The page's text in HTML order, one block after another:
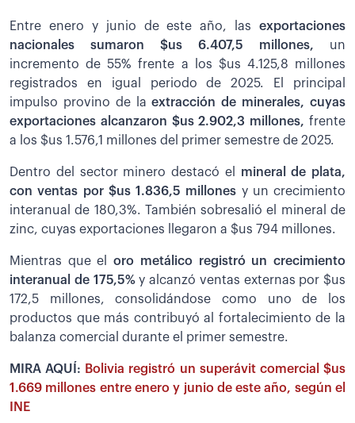
Entre enero y junio de este año, las exportaciones
nacionales sumaron $us 6.407,5 millones, un
incremento de 55% frente a los $us 4.125,8 millones
registrados en igual periodo de 2025. El principal
impulso provino de laextracción de minerales, cuyas
exportaciones alcanzaron $us 2.902,3 millones, frente
a los $us 1.576,1 millones del primer semestre de 2025.
Dentro del sector minero destacó el mineral de plata,
con ventas por $us 1.836,5 millones y un crecimiento
interanual de 180,3%. También sobresalió el mineral de
zinc, cuyas exportaciones llegaron a $us 794 millones.
Mientras que eloro metálico registró un crecimiento
interanual de 175,5%y alcanzó ventas externas por $us
172,5 millones, consolidándose como uno de los
productos que más contribuyó al fortalecimiento de la
balanza comercial durante el primer semestre.
MIRA AQUÍ: Bolivia registró un superávit comercial $us
1.669 millones entre enero y junio de este año, según el
INE